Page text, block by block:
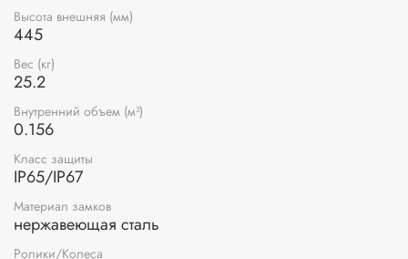
Высота внешняя (мм)
445
Вес (кг)
25.2
Внутренний объем (м³)
0.156
Класс защиты
IP65/IP67
Материал замков
нержавеющая сталь
Ролики/Колеса